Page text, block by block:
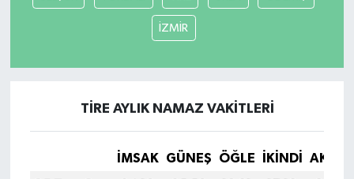
İZMİR
TİRE AYLIK NAMAZ VAKITLERI
İMSAK GÜNEŞ ÖĞLE İKINDI